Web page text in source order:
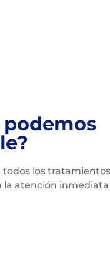
podemos
todos los
la atención